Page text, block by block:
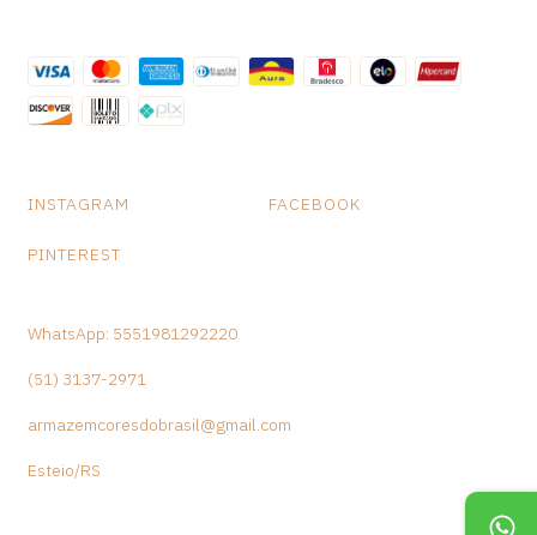
INSTAGRAM FACEBOOK
PINTEREST
WhatsApp: 5551981292220
(51) 3137-2971
armazemcoresdobrasil@gmail.com
Esteio/RS